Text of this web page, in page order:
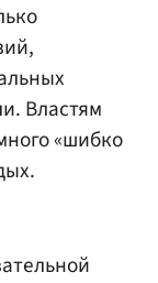
Властям
«шибко